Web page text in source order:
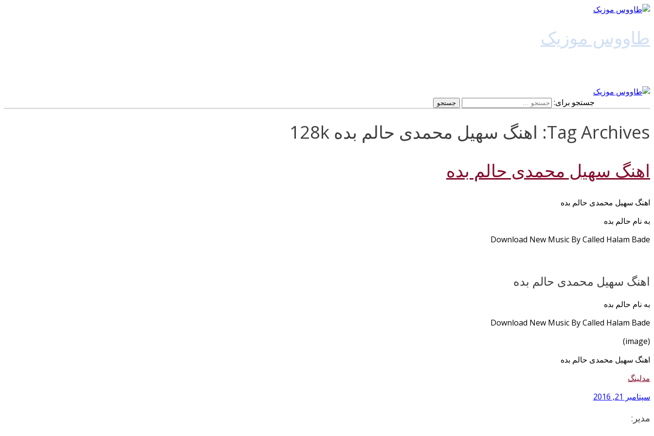
طاووس موزیک
جستجو برای:
Tag Archives: اهنگ سهیل محمدی حالم بده 128k
اهنگ سهیل محمدی حالم بده
اهنگ سهیل محمدی حالم بده
به نام حالم بده
Download New Music By Called Halam Bade
اهنگ سهیل محمدی حالم بده
به نام حالم بده
Download New Music By Called Halam Bade
(image)
اهنگ سهیل محمدی حالم بده
مدلینگ
سپتامبر 21, 2016
مدیر: